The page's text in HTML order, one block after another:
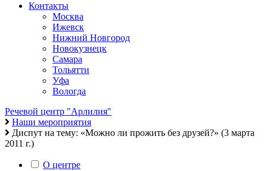
Контакты
Москва
Ижевск
Нижний Новгород
Новокузнецк
Самара
Тольятти
Уфа
Вологда
Речевой центр "Арлилия"
Наши мероприятия
Диспут на тему: «Можно ли прожить без друзей?» (3 марта
2011 г.)
О центре